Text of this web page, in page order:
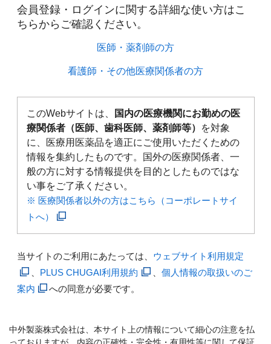
会員登録・ログインに関する詳細な使い方はこ
ちらからご確認ください。​
医師・薬剤師の方​
看護師・その他医療関係者の方​
このWebサイトは、
国内の医療機関にお勤めの医
療関係者（医師、歯科医師、薬剤師等）
を対象
に、医療用医薬品を適正にご使用いただくための
情報を集約したものです。国外の医療関係者、一
般の方に対する情報提供を目的としたものではな
い事をご了承ください。
※ 医療関係者以外の方はこちら（コーポレートサイ
トへ）
当サイトのご利用にあたっては、 ウェブサイト利用規定
PLUS CHUGAI利用規約
個人情報の取扱いのご
案内
への同意が必要です。
中外製薬株式会社は、本サイト上の情報について細心の注意を払
っておりますが、内容の正確性・完全性・有用性等に関して保証